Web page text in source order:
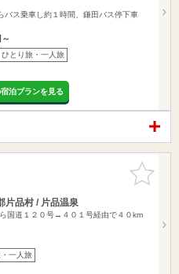
バス乗車し約１時間、鎌田バス停下車
ひとり旅・一人旅
泊プランを見る
お気に入
りに追加
片品村 / 片品温泉
国道１２０号→４０１号経由で４０km
一人旅